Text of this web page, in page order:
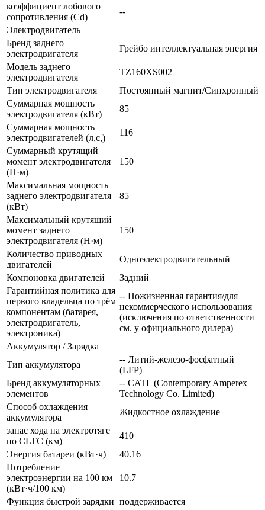
коэффициент лобового
сопротивления (Cd)
--
Электродвигатель
Бренд заднего
электродвигателя
Грейбо интеллектуальная энергия
Модель заднего
электродвигателя
TZ160XS002
Тип электродвигателя
Постоянный магнит/Синхронный
Суммарная мощность
электродвигателя (кВт)
85
Суммарная мощность
электродвигателей (л,с,)
116
Суммарный крутящий
момент электродвигателя
(Н·м)
150
Максимальная мощность
заднего электродвигателя
(кВт)
85
Максимальный крутящий
момент заднего
электродвигателя (Н·м)
150
Количество приводных
двигателей
Одноэлектродвигательный
Компоновка двигателей
Задний
Гарантийная политика для
первого владельца по трём
компонентам (батарея,
электродвигатель,
электроника)
-- Пожизненная гарантия/для
некоммерческого использования
(исключения по ответственности
см. у официального дилера)
Аккумулятор / Зарядка
Тип аккумулятора
-- Литий-железо-фосфатный
(LFP)
Бренд аккумуляторных
элементов
-- CATL (Contemporary Amperex
Technology Co. Limited)
Способ охлаждения
аккумулятора
Жидкостное охлаждение
запас хода на электротяге
по CLTC (км)
410
Энергия батареи (кВт·ч)
40.16
Потребление
электроэнергии на 100 км
(кВт·ч/100 км)
10.7
Функция быстрой зарядки поддерживается